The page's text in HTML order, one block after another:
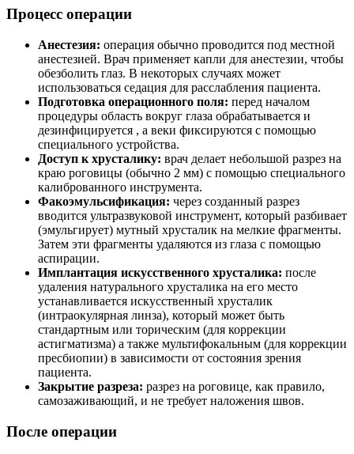
Процесс операции
Анестезия: операция обычно проводится под местной
анестезией. Врач применяет капли для анестезии, чтобы
обезболить глаз. В некоторых случаях может
использоваться седация для расслабления пациента.
Подготовка операционного поля: перед началом
процедуры область вокруг глаза обрабатывается и
дезинфицируется , а веки фиксируются с помощью
специального устройства.
Доступ к хрусталику: врач делает небольшой разрез на
краю роговицы (обычно 2 мм) с помощью специального
калиброванного инструмента.
Факоэмульсификация: через созданный разрез
вводится ультразвуковой инструмент, который разбивает
(эмульгирует) мутный хрусталик на мелкие фрагменты.
Затем эти фрагменты удаляются из глаза с помощью
аспирации.
Имплантация искусственного хрусталика: после
удаления натурального хрусталика на его место
устанавливается искусственный хрусталик
(интраокулярная линза), который может быть
стандартным или торическим (для коррекции
астигматизма) а также мультифокальным (для коррекции
пресбиопии) в зависимости от состояния зрения
пациента.
Закрытие разреза: разрез на роговице, как правило,
самозаживающий, и не требует наложения швов.
После операции